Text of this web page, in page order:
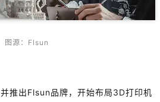
图源：Flsun
推出Flsun品牌，开始布局3D打印机